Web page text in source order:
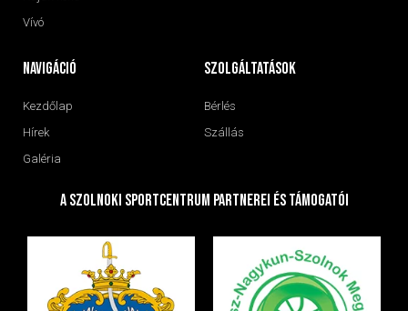
Vívó
navigáció
Kezdőlap
Hírek
Galéria
Szolgáltatások
Bérlés
Szállás
A Szolnoki Sportcentrum Partnerei és Támogatói